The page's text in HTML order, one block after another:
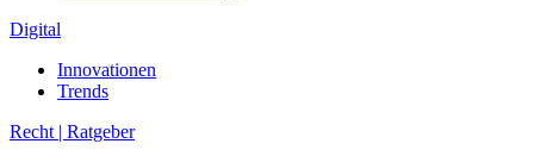
Digital
Innovationen
Trends
Recht | Ratgeber